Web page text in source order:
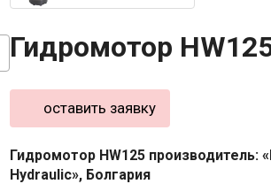
Гидромотор
оставить заявку
Гидромотор HW125 производитель:
Hydraulic», Болгария